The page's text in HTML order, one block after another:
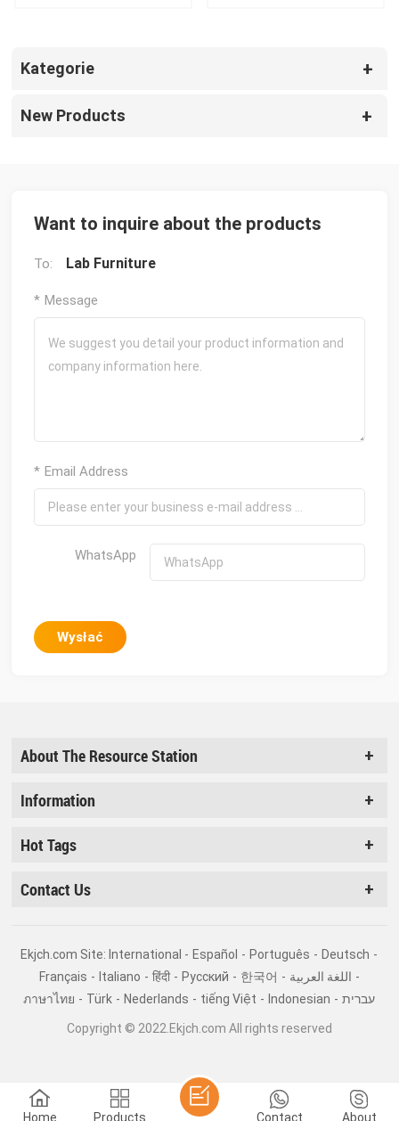
Kategorie
New Products
Want to inquire about the products
To: Lab Furniture
* Message
* Email Address
WhatsApp
Wysłać
About The Resource Station
Information
Hot Tags
Contact Us
Ekjch.com Site: International - Español - Português - Deutsch -
Français - Italiano - हिंदी - Pусский - 한국어 - اللغة العربية -
ภาษาไทย - Türk - Nederlands - tiếng Việt - Indonesian - עברית
Copyright © 2022.Ekjch.com All rights reserved
Home Products About
Contact